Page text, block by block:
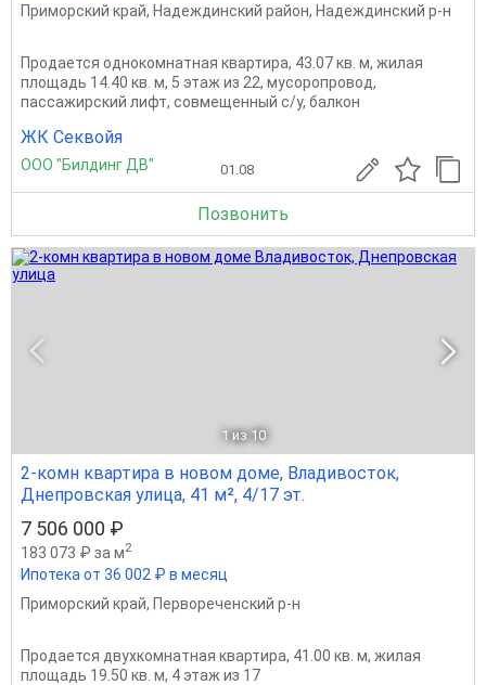
Приморский край, Надеждинский район, Надеждинский р-н
Продается однокомнатная квартира, 43.07 кв. м, жилая
площадь 14.40 кв. м, 5 этаж из 22, мусоропровод,
пассажирский лифт, совмещенный с/у, балкон
ЖК Секвойя
ООО "Билдинг ДВ" 01.08
Позвонить
1 из 10
2-комн квартира в новом доме, Владивосток,
Днепровская улица, 41 м², 4/17 эт.
7 506 000 ₽
183 073 ₽ за м2
Ипотека от 36 002 ₽ в месяц
Приморский край, Первореченский р-н
Продается двухкомнатная квартира, 41.00 кв. м, жилая
площадь 19.50 кв. м, 4 этаж из 17